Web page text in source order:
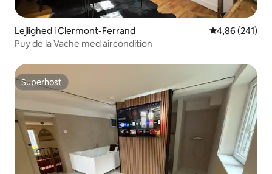
Lejlighed i Clermont-Ferrand 4,86 ud af 5 i
4,86 (241)
Puy de la Vache med aircondition
Superhost
Superhost